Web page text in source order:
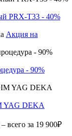
PRX-T33 - 40%
Акция на
- 90%
YAG DEKA